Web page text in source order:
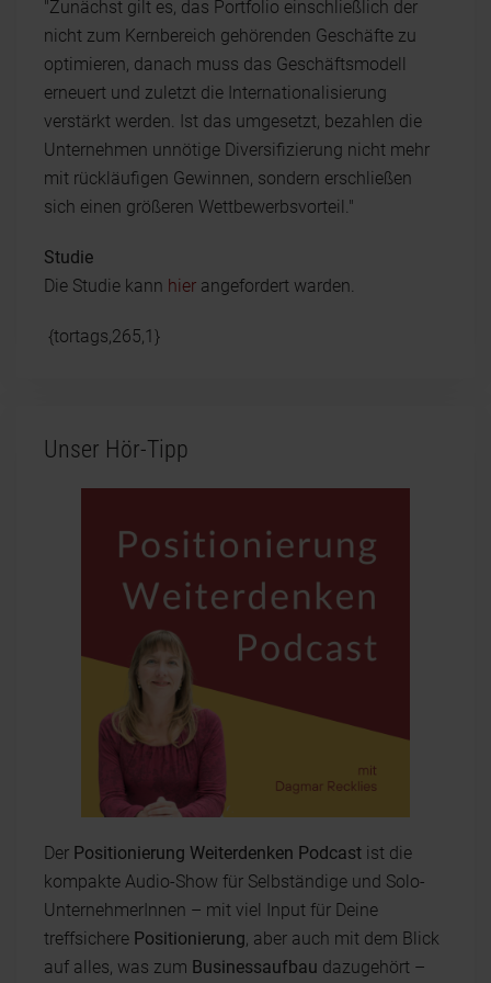
"Zunächst gilt es, das Portfolio einschließlich der
nicht zum Kernbereich gehörenden Geschäfte zu
optimieren, danach muss das Geschäftsmodell
erneuert und zuletzt die Internationalisierung
verstärkt werden. Ist das umgesetzt, bezahlen die
Unternehmen unnötige Diversifizierung nicht mehr
mit rückläufigen Gewinnen, sondern erschließen
sich einen größeren Wettbewerbsvorteil."
Studie
Die Studie kann hier angefordert warden.
{tortags,265,1}
Unser Hör-Tipp
Der Positionierung Weiterdenken Podcast ist die
kompakte Audio-Show für Selbständige und Solo-
UnternehmerInnen – mit viel Input für Deine
treffsichere Positionierung , aber auch mit dem Blick
auf alles, was zum Businessaufbau dazugehört –